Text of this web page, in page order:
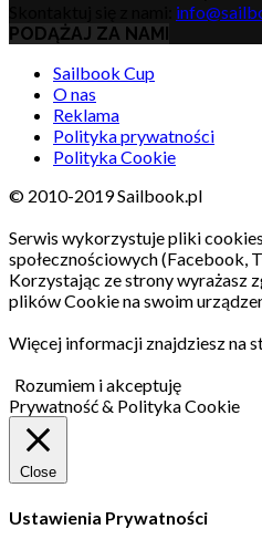
PODĄŻAJ ZA NAMI
Sailbook Cup
O nas
Reklama
Polityka prywatności
Polityka Cookie
© 2010-2019 Sailbook.pl
Serwis wykorzystuje pliki
społecznościowych (Facebook,
Korzystając ze strony wyrażasz
plików Cookie na swoim
Więcej informacji znajdziesz na
Rozumiem i akceptuję
Prywatność & Polityka Cookie
Close
Ustawienia Prywatności